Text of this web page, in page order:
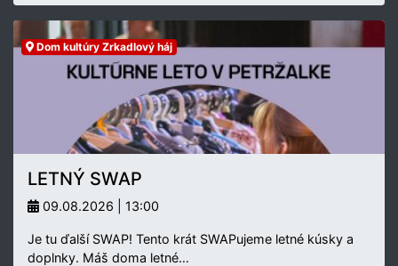
Dom kultúry Zrkadlový háj
LETNÝ SWAP
09.08.2026 | 13:00
Je tu ďalší SWAP! Tento krát SWAPujeme letné kúsky a
doplnky. Máš doma letné…